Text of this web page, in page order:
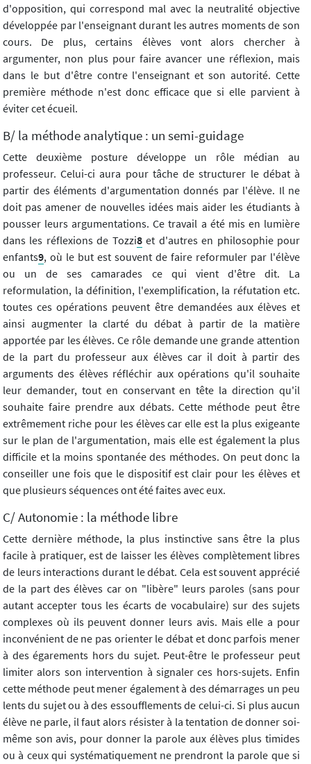
d'opposition, qui correspond mal avec la neutralité objective
développée par l'enseignant durant les autres moments de son
cours. De plus, certains élèves vont alors chercher à
argumenter, non plus pour faire avancer une réflexion, mais
dans le but d'être contre l'enseignant et son autorité. Cette
première méthode n'est donc efficace que si elle parvient à
éviter cet écueil.
B/ la méthode analytique : un semi-guidage
Cette deuxième posture développe un rôle médian au
professeur. Celui-ci aura pour tâche de structurer le débat à
partir des éléments d'argumentation donnés par l'élève. Il ne
doit pas amener de nouvelles idées mais aider les étudiants à
pousser leurs argumentations. Ce travail a été mis en lumière
dans les réflexions de Tozzi8et d'autres en philosophie pour
enfants9, où le but est souvent de faire reformuler par l'élève
ou un de ses camarades ce qui vient d'être dit. La
reformulation, la définition, l'exemplification, la réfutation etc.
toutes ces opérations peuvent être demandées aux élèves et
ainsi augmenter la clarté du débat à partir de la matière
apportée par les élèves. Ce rôle demande une grande attention
de la part du professeur aux élèves car il doit à partir des
arguments des élèves réfléchir aux opérations qu'il souhaite
leur demander, tout en conservant en tête la direction qu'il
souhaite faire prendre aux débats. Cette méthode peut être
extrêmement riche pour les élèves car elle est la plus exigeante
sur le plan de l'argumentation, mais elle est également la plus
difficile et la moins spontanée des méthodes. On peut donc la
conseiller une fois que le dispositif est clair pour les élèves et
que plusieurs séquences ont été faites avec eux.
C/ Autonomie : la méthode libre
Cette dernière méthode, la plus instinctive sans être la plus
facile à pratiquer, est de laisser les élèves complètement libres
de leurs interactions durant le débat. Cela est souvent apprécié
de la part des élèves car on "libère" leurs paroles (sans pour
autant accepter tous les écarts de vocabulaire) sur des sujets
complexes où ils peuvent donner leurs avis. Mais elle a pour
inconvénient de ne pas orienter le débat et donc parfois mener
à des égarements hors du sujet. Peut-être le professeur peut
limiter alors son intervention à signaler ces hors-sujets. Enfin
cette méthode peut mener également à des démarrages un peu
lents du sujet ou à des essoufflements de celui-ci. Si plus aucun
élève ne parle, il faut alors résister à la tentation de donner soi-
même son avis, pour donner la parole aux élèves plus timides
ou à ceux qui systématiquement ne prendront la parole que si